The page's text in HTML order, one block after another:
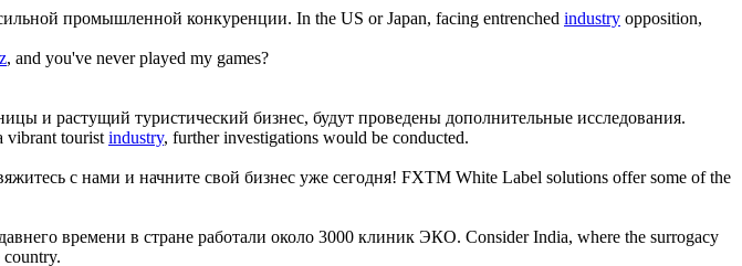
промышленной конкуренции. In the US or Japan, facing entrenched industry opposition,
, and you've never played my games?
и растущий туристический бизнес, будут проведены дополнительные исследования.
vibrant tourist industry, further investigations would be conducted.
с нами и начните свой бизнес уже сегодня! FXTM White Label solutions offer some of the
времени в стране работали около 3000 клиник ЭКО. Consider India, where the surrogacy